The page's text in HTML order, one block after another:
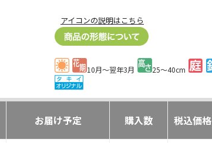
アイコンの説明はこちら
10月～翌年3月 25～40cm
お届け予定 購入数 税込価格